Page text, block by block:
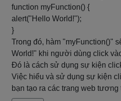
function myFunction() {
alert("Hello World!");
}
Trong đó, hàm "myFunction()"
World!" khi người dùng click
Đó là cách sử dụng sự kiện
Việc hiểu và sử dụng sự kiện
bạn tạo ra các trang web